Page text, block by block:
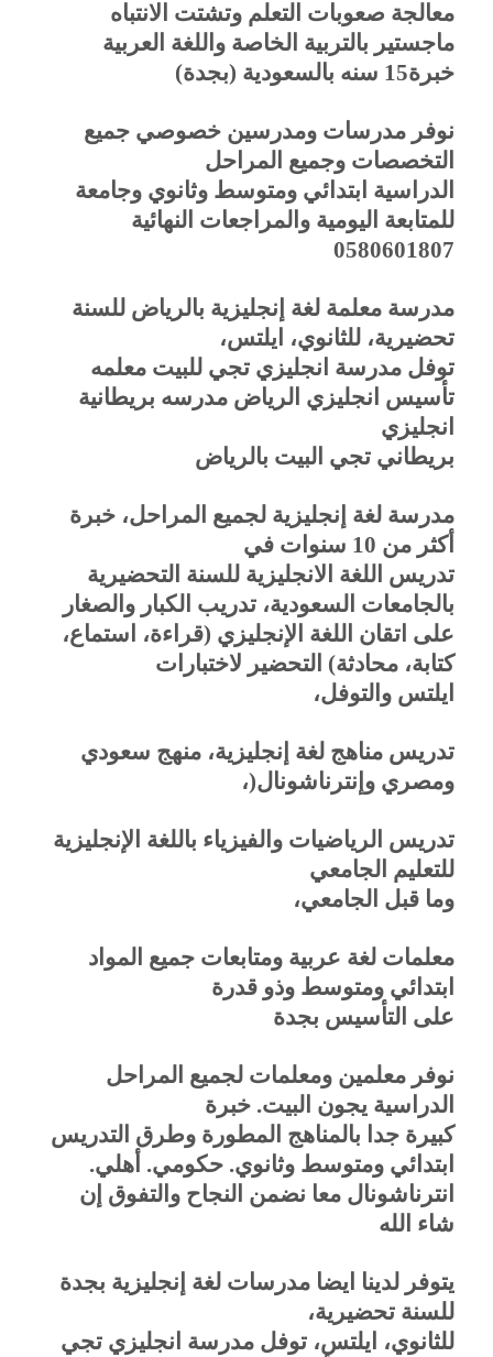
معالجة صعوبات التعلم وتشتت الانتباه
ماجستير بالتربية الخاصة واللغة العربية
خبرة15 سنه بالسعودية (بجدة)
نوفر مدرسات ومدرسين خصوصي جميع
التخصصات وجميع المراحل
الدراسية ابتدائي ومتوسط وثانوي وجامعة
للمتابعة اليومية والمراجعات النهائية
0580601807
مدرسة معلمة لغة إنجليزية بالرياض للسنة
تحضيرية، للثانوي، ايلتس،
توفل مدرسة انجليزي تجي للبيت معلمه
تأسيس انجليزي الرياض مدرسه بريطانية
انجليزي
بريطاني تجي البيت بالرياض
مدرسة لغة إنجليزية لجميع المراحل، خبرة
أكثر من 10 سنوات في
تدريس اللغة الانجليزية للسنة التحضيرية
بالجامعات السعودية، تدريب الكبار والصغار
على اتقان اللغة الإنجليزي (قراءة، استماع،
كتابة، محادثة) التحضير لاختبارات
ايلتس والتوفل،
تدريس مناهج لغة إنجليزية، منهج سعودي
ومصري وإنترناشونال)،
تدريس الرياضيات والفيزياء باللغة الإنجليزية
للتعليم الجامعي
وما قبل الجامعي،
معلمات لغة عربية ومتابعات جميع المواد
ابتدائي ومتوسط وذو قدرة
على التأسيس بجدة
نوفر معلمين ومعلمات لجميع المراحل
الدراسية يجون البيت. خبرة
كبيرة جدا بالمناهج المطورة وطرق التدريس
ابتدائي ومتوسط وثانوي. حكومي. أهلي.
انترناشونال معا نضمن النجاح والتفوق إن
شاء الله
يتوفر لدينا ايضا مدرسات لغة إنجليزية بجدة
للسنة تحضيرية،
للثانوي، ايلتس، توفل مدرسة انجليزي تجي